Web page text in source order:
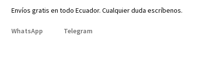
Envíos gratis en todo Ecuador. Cualquier duda escríbenos.
WhatsApp Telegram